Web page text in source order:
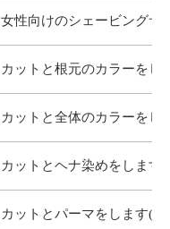
女性向けのシェービングサ
カットと根元のカラーをし
カットと全体のカラーをし
カットとヘナ染めをします
カットとパーマをします(